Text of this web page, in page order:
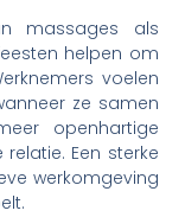
massages als
helpen om
voelen
ze samen
openhartige
Een sterke
werkomgeving